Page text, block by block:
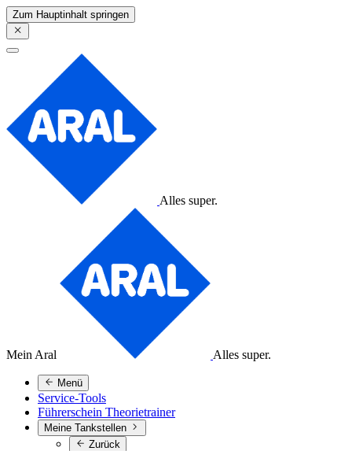
Zum Hauptinhalt springen
Alles super.
Mein Aral Alles super.
Menü
Service-Tools
Führerschein Theorietrainer
Meine Tankstellen
Zurück